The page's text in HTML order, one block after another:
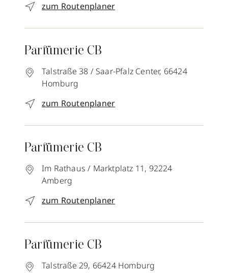
zum Routenplaner
Parfümerie CB
Talstraße 38 / Saar-Pfalz Center, 66424
Homburg
zum Routenplaner
Parfümerie CB
Im Rathaus / Marktplatz 11, 92224
Amberg
zum Routenplaner
Parfümerie CB
Talstraße 29, 66424 Homburg